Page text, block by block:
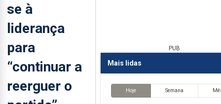
se à
liderança
para
“continuar a
reerguer o
PUB
Mais lidas
Hoje Semana